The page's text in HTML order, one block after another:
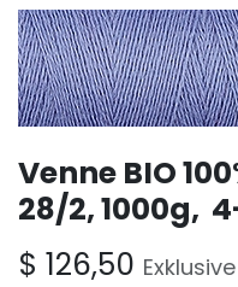
Venne BIO
28/2, 1000g,
$ 126,50